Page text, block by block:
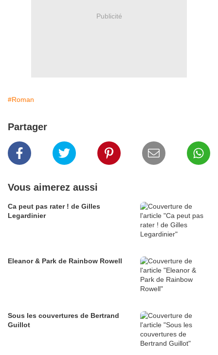
Publicité
#Roman
Partager
Vous aimerez aussi
Ca peut pas rater ! de Gilles
Legardinier
Eleanor & Park de Rainbow Rowell
Sous les couvertures de Bertrand
Guillot